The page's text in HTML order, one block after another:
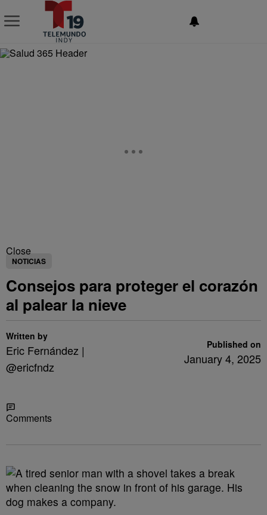
Close
NOTICIAS
Consejos para proteger el corazón
al palear la nieve
Written by
Eric Fernández |
@ericfndz
Published on
January 4, 2025
Comments